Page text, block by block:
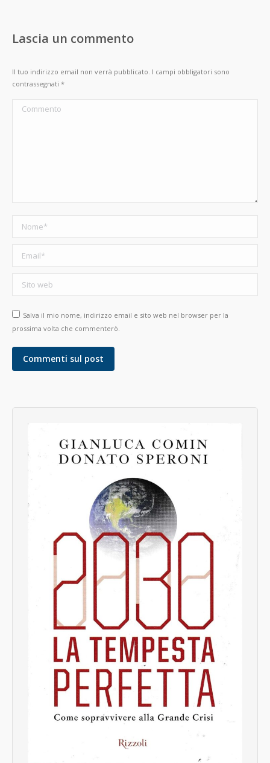
Lascia un commento
Il tuo indirizzo email non verrà pubblicato. I campi obbligatori sono
contrassegnati *
Commento
Nome *
Email *
Sito web
Salva il mio nome, indirizzo email e sito web nel browser per la
prossima volta che commenterò.
Commenti sul post